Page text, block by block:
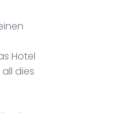
Hotel
dies